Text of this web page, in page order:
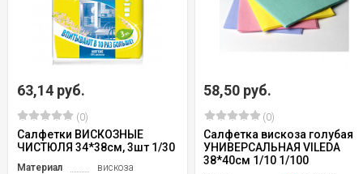
63,14 руб.
(0)
Салфетки ВИСКОЗНЫЕ
ЧИСТЮЛЯ 34*38см, 3шт 1/30
Материал вискоза
58,50 руб.
(0)
Салфетка вискоза голубая
УНИВЕРСАЛЬНАЯ VILEDA
38*40см 1/10 1/100